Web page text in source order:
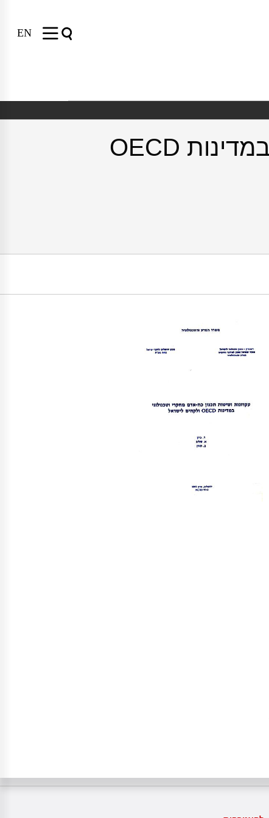
EN
עקרונות ושיטות תכנון כוח-אדם מחקרי וטכנולוגי במדינות OECD